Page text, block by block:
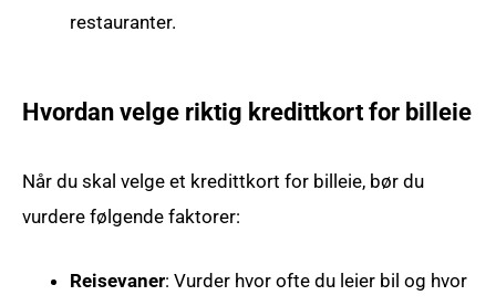
restauranter.
Hvordan velge riktig kredittkort for billeie
Når du skal velge et kredittkort for billeie, bør du
vurdere følgende faktorer:
Reisevaner: Vurder hvor ofte du leier bil og hvor